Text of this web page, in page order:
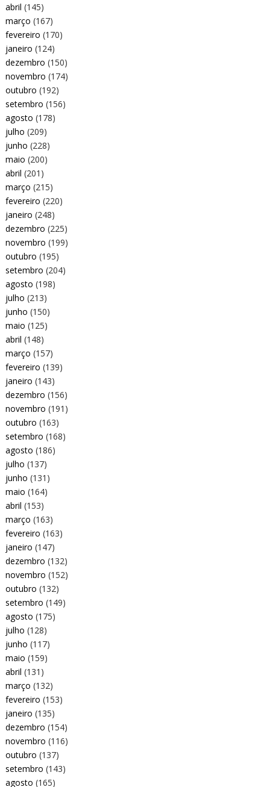
abril (145)
março (167)
fevereiro (170)
janeiro (124)
dezembro (150)
novembro (174)
outubro (192)
setembro (156)
agosto (178)
julho (209)
junho (228)
maio (200)
abril (201)
março (215)
fevereiro (220)
janeiro (248)
dezembro (225)
novembro (199)
outubro (195)
setembro (204)
agosto (198)
julho (213)
junho (150)
maio (125)
abril (148)
março (157)
fevereiro (139)
janeiro (143)
dezembro (156)
novembro (191)
outubro (163)
setembro (168)
agosto (186)
julho (137)
junho (131)
maio (164)
abril (153)
março (163)
fevereiro (163)
janeiro (147)
dezembro (132)
novembro (152)
outubro (132)
setembro (149)
agosto (175)
julho (128)
junho (117)
maio (159)
abril (131)
março (132)
fevereiro (153)
janeiro (135)
dezembro (154)
novembro (116)
outubro (137)
setembro (143)
agosto (165)